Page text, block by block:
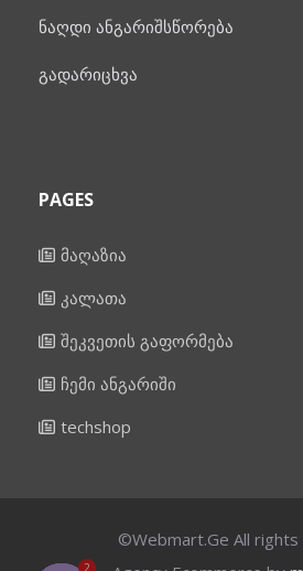
ნაღდი ანგარიშსწორება
გადარიცხვა
PAGES
მაღაზია
კალათა
შეკვეთის გაფორმება
ჩემი ანგარიში
techshop
©Webmart.Ge All
2